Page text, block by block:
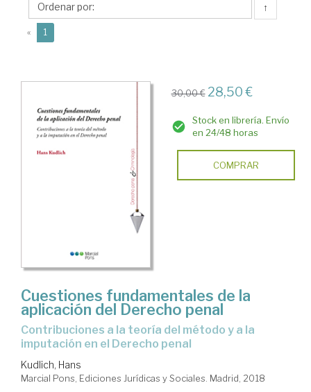
↑
« 1
30,00 € 28,50 €
Stock en librería. Envío
en 24/48 horas
COMPRAR
Cuestiones fundamentales de la
aplicación del Derecho penal
Contribuciones a la teoría del método y a la
imputación en el Derecho penal
Kudlich, Hans
Marcial Pons, Ediciones Jurídicas y Sociales. Madrid, 2018